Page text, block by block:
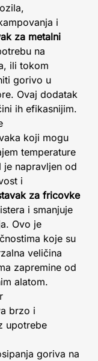
i
za metalni
na
ili tokom
gorivo u
Ovaj dodatak
ih efikasnijim.
koji mogu
temperature
je napravljen od
i
za fricovke
i smanjuje
Ovo je
koje su
veličina
zapremine od
alatom.
brzo i
upotrebe
goriva na